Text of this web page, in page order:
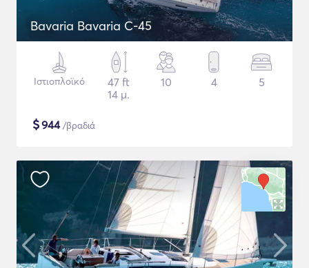
Bavaria Bavaria C-45
Ιστιοπλοϊκό
47 ft
14 μ.
10 4 5
$944/βραδιά